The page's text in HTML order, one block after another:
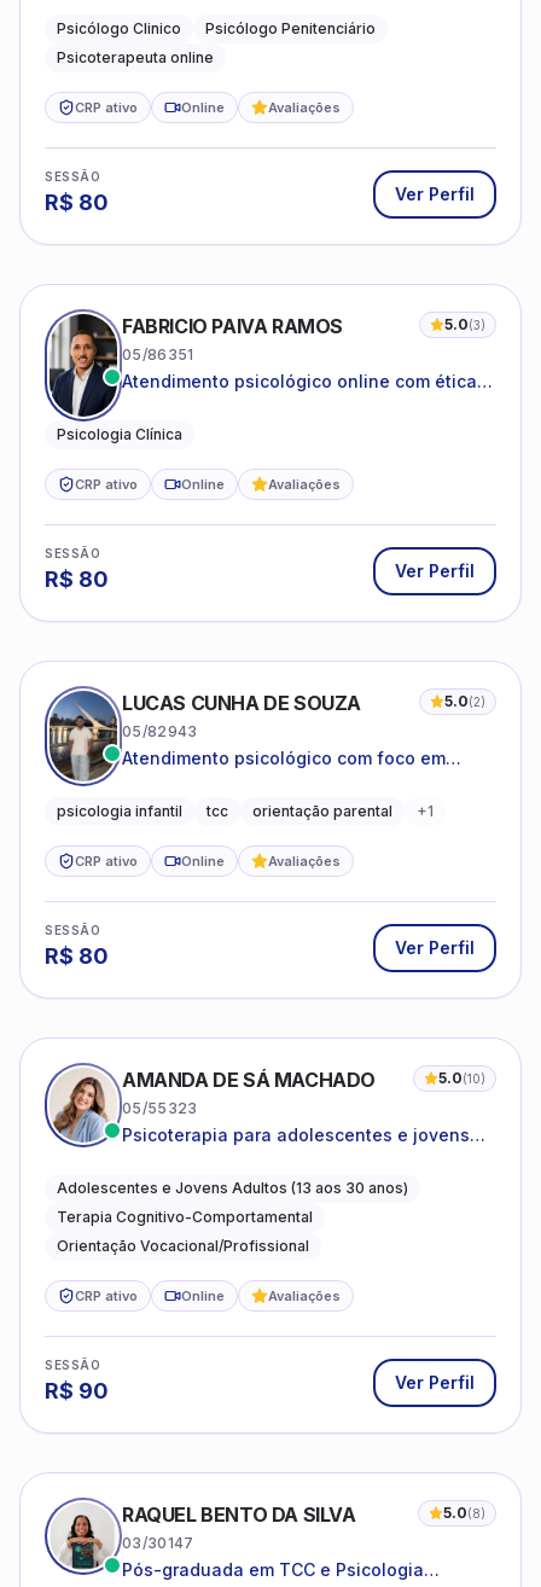
familiares e questões comportamentais.
Psicólogo Clinico
Psicólogo Penitenciário
Psicoterapeuta online
CRP ativo Online Avaliações
SESSÃO
R$ 80 Ver Perfil
FABRICIO PAIVA RAMOS 5.0(3)
05/86351
Atendimento psicológico online com ética,
Psicologia Clínica
CRP ativo Online Avaliações
SESSÃO
R$ 80 Ver Perfil
LUCAS CUNHA DE SOUZA 5.0(2)
05/82943
Atendimento psicológico com foco em
promovendo equilíbrio emocional e
psicologia infantil tcc orientação parental +1
CRP ativo Online Avaliações
SESSÃO
R$ 80 Ver Perfil
AMANDA DE SÁ MACHADO 5.0(10)
05/55323
Psicoterapia para adolescentes e jovens
autoestima, relações e orientação
profissional
Adolescentes e Jovens Adultos (13 aos 30 anos)
Terapia Cognitivo-Comportamental
Orientação Vocacional/Profissional
CRP ativo Online Avaliações
SESSÃO
R$ 90 Ver Perfil
RAQUEL BENTO DA SILVA 5.0(8)
03/30147
Pós-graduada em TCC e Psicologia